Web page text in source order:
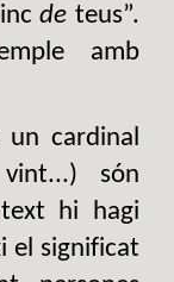
de teus”.
amb
un cardinal
són
hi hagi
el significat